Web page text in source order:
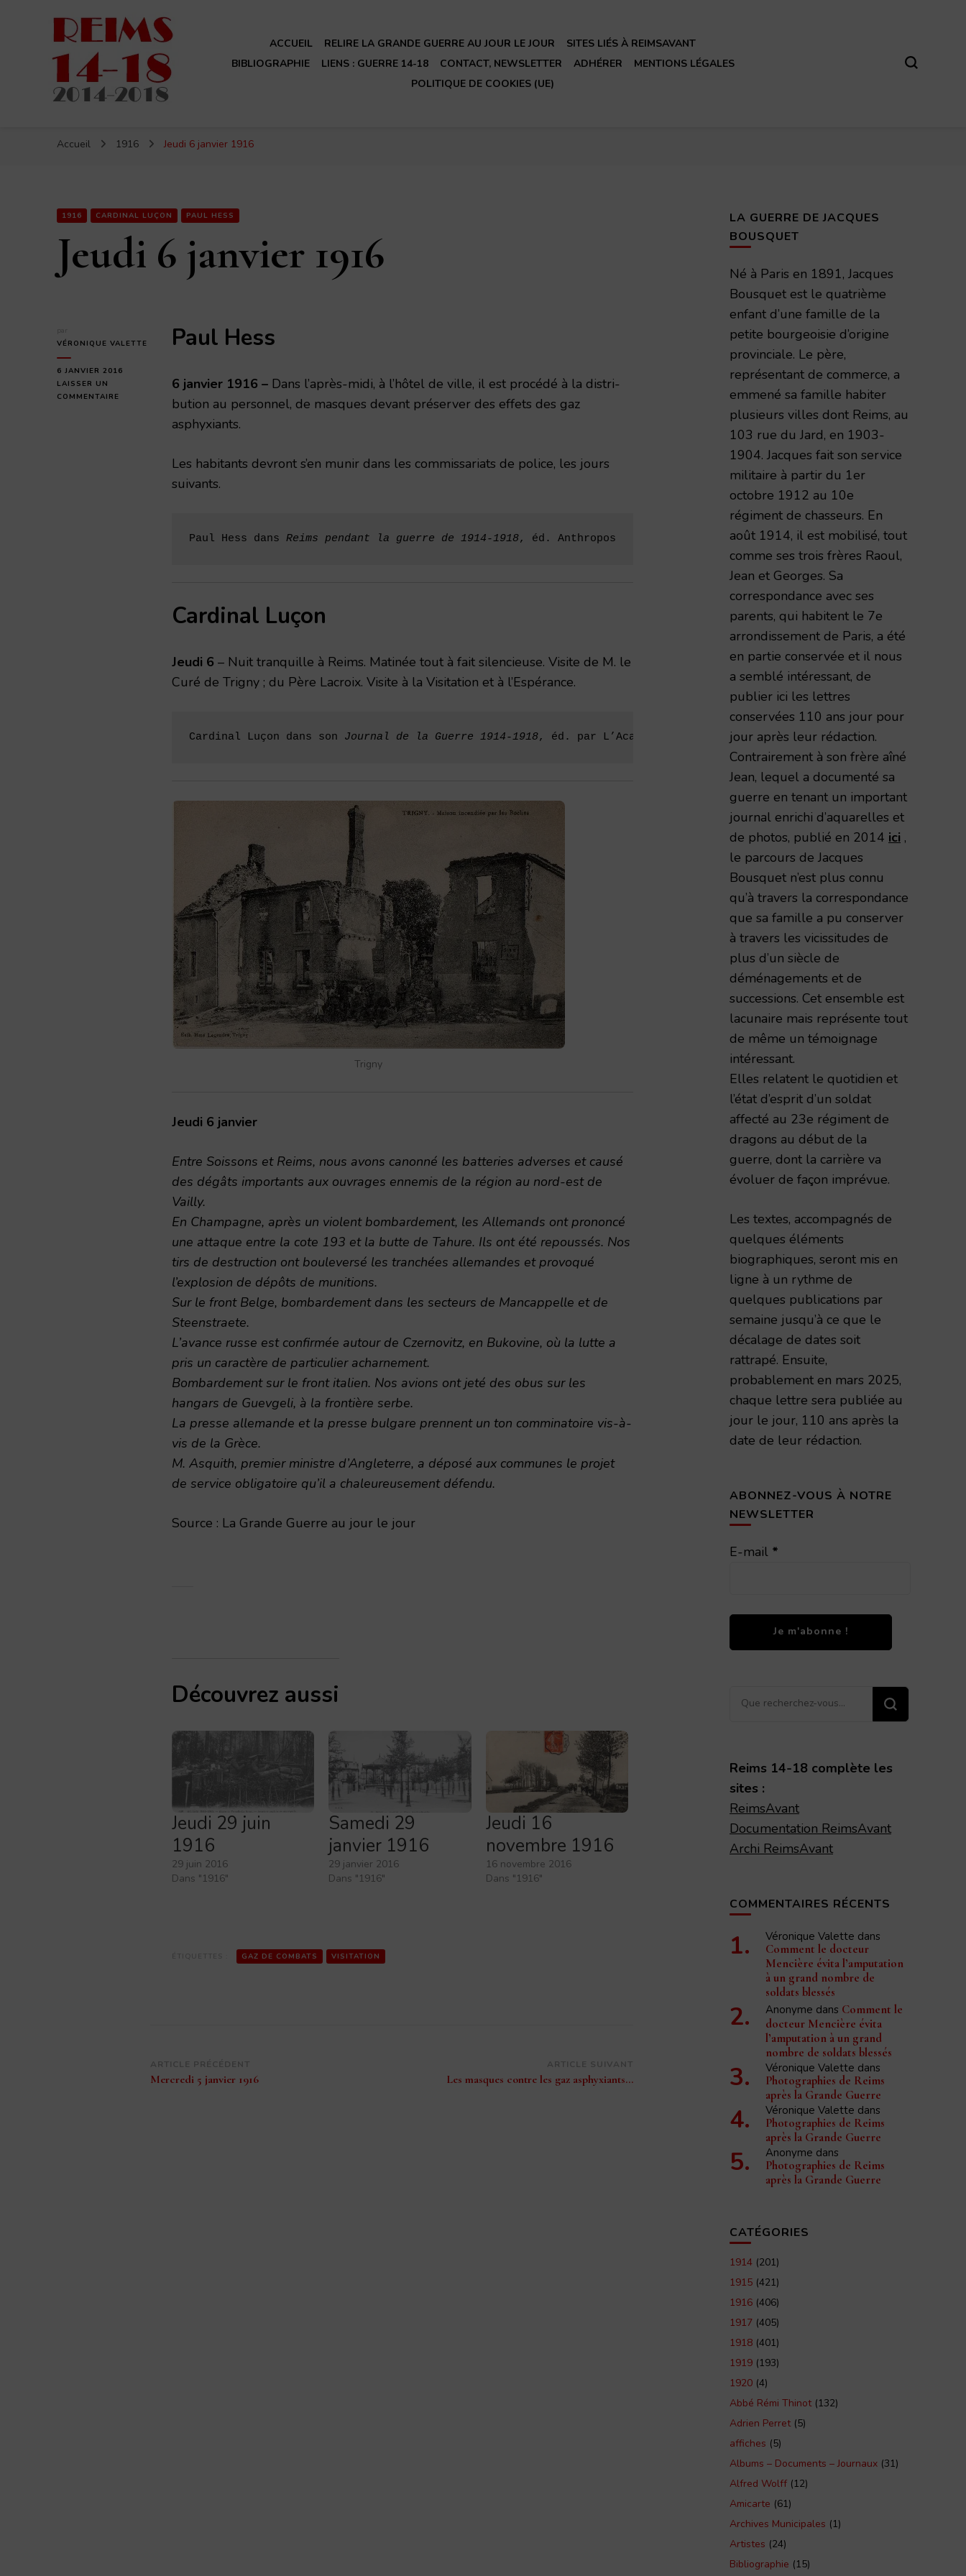
ACCUEIL RELIRE LA GRANDE GUERRE AU JOUR LE JOUR
SITES LIÉS À REIMSAVANT
BIBLIOGRAPHIE
LIENS : GUERRE 14-18 CONTACT, NEWSLETTER ADHÉRER
MENTIONS LÉGALES
POLITIQUE DE COOKIES (UE)
Accueil 1916 Jeudi 6 janvier 1916
1916 CARDINAL LUÇON PAUL HESS
Jeudi 6 janvier 1916
VÉRONIQUE VALETTE
6 JANVIER 2016
LAISSER UN
COMMENTAIRE
Paul Hess
6 janvier 1916 – Dans l’après-midi, à l’hôtel de ville, il est procédé à la distri­
bution au personnel, de masques devant préserver des effets des gaz
asphyxiants.
Les habitants devront s’en munir dans les commissariats de police, les jours
suivants.
Paul Hess dans Reims pendant la guerre de 1914-1918, éd. Anthropos
Cardinal Luçon
Jeudi 6 – Nuit tranquille à Reims. Matinée tout à fait silencieuse. Visite de M. le
Curé de Trigny ; du Père Lacroix. Visite à la Visitation et à l’Es­pérance.
Cardinal Luçon dans son Journal de la Guerre 1914-1918, éd. par L’Académie Nationale de Reims – 1998 – TAR volume 173
Trigny
Jeudi 6 janvier
Entre Soissons et Reims, nous avons canonné les batteries adverses et causé
des dégâts importants aux ouvrages ennemis de la région au nord-est de
Vailly.
En Champagne, après un violent bombardement, les Allemands ont prononcé
une attaque entre la cote 193 et la butte de Tahure. Ils ont été repoussés. Nos
tirs de destruction ont bouleversé les tranchées allemandes et provoqué
l’explosion de dépôts de munitions.
Sur le front Belge, bombardement dans les secteurs de Mancappelle et de
Steenstraete.
L’avance russe est confirmée autour de Czernovitz, en Bukovine, où la lutte a
pris un caractère de particulier acharnement.
Bombardement sur le front italien. Nos avions ont jeté des obus sur les
hangars de Guevgeli, à la frontière serbe.
La presse allemande et la presse bulgare prennent un ton comminatoire vis-à-
vis de la Grèce.
M. Asquith, premier ministre d’Angleterre, a déposé aux communes le projet
de service obligatoire qu’il a chaleureusement défendu.
Source : La Grande Guerre au jour le jour
Découvrez aussi
Jeudi 29 juin
1916
29 juin 2016
Dans "1916"
Samedi 29
janvier 1916
29 janvier 2016
Dans "1916"
Jeudi 16
novembre 1916
16 novembre 2016
Dans "1916"
GAZ DE COMBATS VISITATION
Navigation
d’article
Mercredi 5 janvier 1916 Les masques contre les gaz asphyxiants…
LA GUERRE DE JACQUES
BOUSQUET
Né à Paris en 1891, Jacques
Bousquet est le quatrième
enfant d’une famille de la
petite bourgeoisie d’origine
provinciale. Le père,
représentant de commerce, a
emmené sa famille habiter
plusieurs villes dont Reims, au
103 rue du Jard, en 1903-
1904. Jacques fait son service
militaire à partir du 1er
octobre 1912 au 10e
régiment de chasseurs. En
août 1914, il est mobilisé, tout
comme ses trois frères Raoul,
Jean et Georges. Sa
correspondance avec ses
parents, qui habitent le 7e
arrondissement de Paris, a été
en partie conservée et il nous
a semblé intéressant, de
publier ici les lettres
conservées 110 ans jour pour
jour après leur rédaction.
Contrairement à son frère aîné
Jean, lequel a documenté sa
guerre en tenant un important
journal enrichi d’aquarelles et
de photos, publié en 2014 ici ,
le parcours de Jacques
Bousquet n’est plus connu
qu’à travers la correspondance
que sa famille a pu conserver
à travers les vicissitudes de
plus d’un siècle de
déménagements et de
successions. Cet ensemble est
lacunaire mais représente tout
de même un témoignage
intéressant.
Elles relatent le quotidien et
l’état d’esprit d’un soldat
affecté au 23e régiment de
dragons au début de la
guerre, dont la carrière va
évoluer de façon imprévue.
Les textes, accompagnés de
quelques éléments
biographiques, seront mis en
ligne à un rythme de
quelques publications par
semaine jusqu’à ce que le
décalage de dates soit
rattrapé. Ensuite,
probablement en mars 2025,
chaque lettre sera publiée au
jour le jour, 110 ans après la
date de leur rédaction.
ABONNEZ-VOUS À NOTRE
NEWSLETTER
E-mail *
Vous
Reims 14-18 complète les
sites :
ReimsAvant
Documentation ReimsAvant
Archi ReimsAvant
COMMENTAIRES RÉCENTS
Véronique Valette dans
Comment le docteur
Mencière évita l’amputation
à un grand nombre de
soldats blessés
Anonyme dans Comment le
docteur Mencière évita
l’amputation à un grand
nombre de soldats blessés
Véronique Valette dans
Photographies de Reims
après la Grande Guerre
Véronique Valette dans
Photographies de Reims
après la Grande Guerre
Anonyme dans
Photographies de Reims
après la Grande Guerre
CATÉGORIES
1914 (201)
1915 (421)
1916 (406)
1917 (405)
1918 (401)
1919 (193)
1920 (4)
Abbé Rémi Thinot(132)
Adrien Perret(5)
affiches (5)
Albums – Documents – Journaux (31)
Alfred Wolff (12)
Amicarte (61)
Archives Municipales (1)
Artistes (24)
Bibliographie (15)